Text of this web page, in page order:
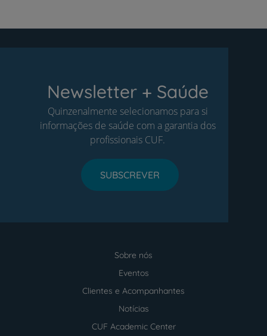
Newsletter + Saúde
Quinzenalmente selecionamos para si
informações de saúde com a garantia dos
profissionais CUF.
SUBSCREVER
Sobre nós
Eventos
Clientes e Acompanhantes
Notícias
CUF Academic Center